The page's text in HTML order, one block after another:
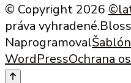
© Copyright 2026
práva vyhradené.
Naprogramoval
WordPressOchrana